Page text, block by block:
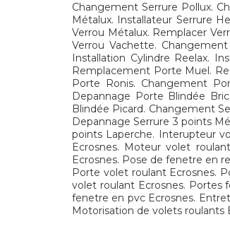
Changement Serrure Pollux.
Métalux. Installateur Serrure
Verrou Métalux. Remplacer
Verrou Vachette.
Installation Cylindre Reelax.
Remplacement Porte Muel.
Porte Ronis. Changement
Depannage Porte Blindée
Blindée Picard. Changement
Depannage Serrure 3 points
points Laperche. Interupteur
Ecrosnes. Moteur volet
Ecrosnes. Pose de fenetre en
Porte volet roulant Ecrosnes.
volet roulant Ecrosnes. Portes
fenetre en pvc Ecrosnes.
Motorisation de volets roulants